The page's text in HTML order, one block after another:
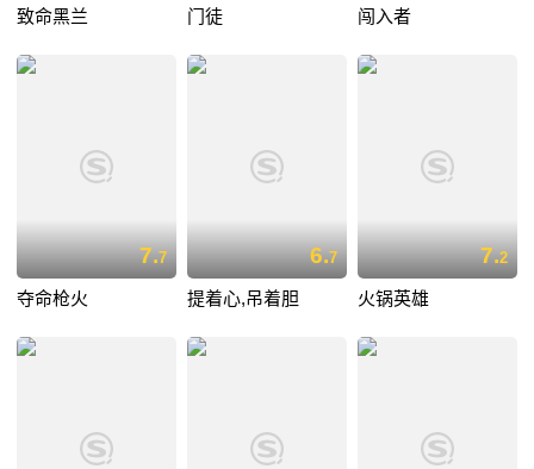
致命黑兰 门徒 闯入者
7.7
夺命枪火
6.7
提着心,吊着胆
7.2
火锅英雄